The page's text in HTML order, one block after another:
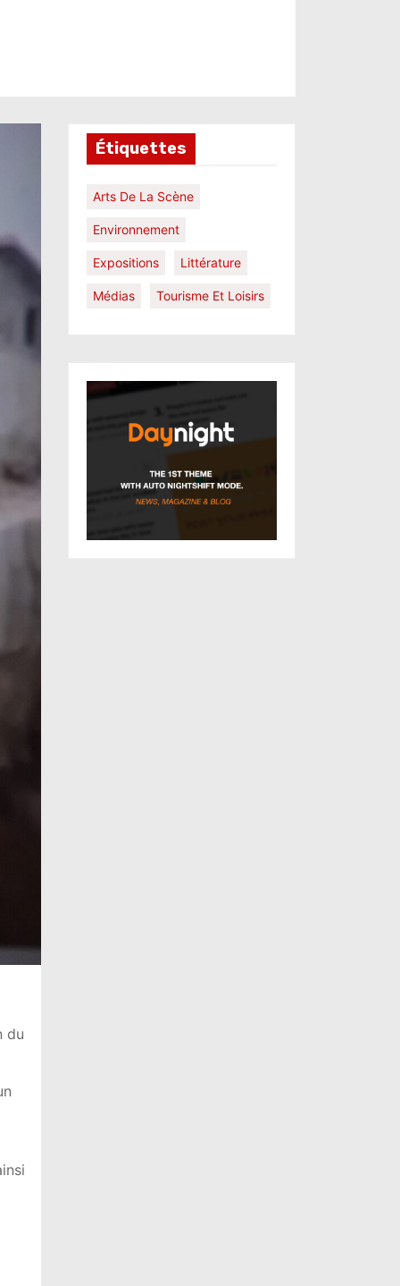
du
Étiquettes
Arts De La Scène
Environnement
Expositions Littérature
Médias Tourisme Et Loisirs